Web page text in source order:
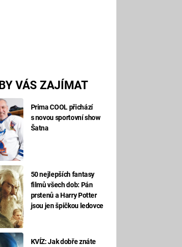
VÁS ZAJÍMAT
Prima COOL přichází
s novou sportovní show
Šatna
50 nejlepších fantasy
filmů všech dob: Pán
prstenů a Harry Potter
jsou jen špičkou ledovce
KVÍZ: Jak dobře znáte